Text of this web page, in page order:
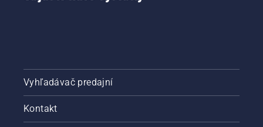
Vyhľadávač predajní
Kontakt